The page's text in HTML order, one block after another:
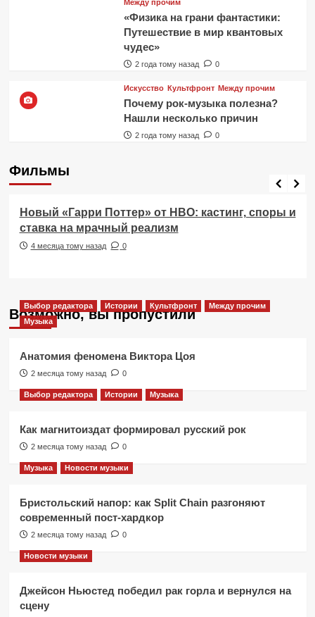
Между прочим
«Физика на грани фантастики:
Путешествие в мир квантовых
чудес»
2 года тому назад 0
Искусство Культфронт Между прочим
Почему рок-музыка полезна?
Нашли несколько причин
2 года тому назад 0
Фильмы
Фильмы
Новый «Гарри Поттер» от HBO: кастинг, споры и
ставка на мрачный реализм
4 месяца тому назад 0
Возможно, вы пропустили
Выбор редактора Истории Культфронт
Между прочим
Музыка
Анатомия феномена Виктора Цоя
2 месяца тому назад 0
Выбор редактора Истории Музыка
Как магнитоиздат формировал русский рок
2 месяца тому назад 0
Музыка Новости музыки
Бристольский напор: как Split Chain разгоняют
современный пост-хардкор
2 месяца тому назад 0
Новости музыки
Джейсон Ньюстед победил рак горла и вернулся на
сцену